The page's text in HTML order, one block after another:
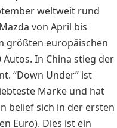
weltweit rund
von April bis
größten europäischen
In China stieg der
“Down Under” ist
Marke und hat
belief sich in der ersten
Euro). Dies ist ein